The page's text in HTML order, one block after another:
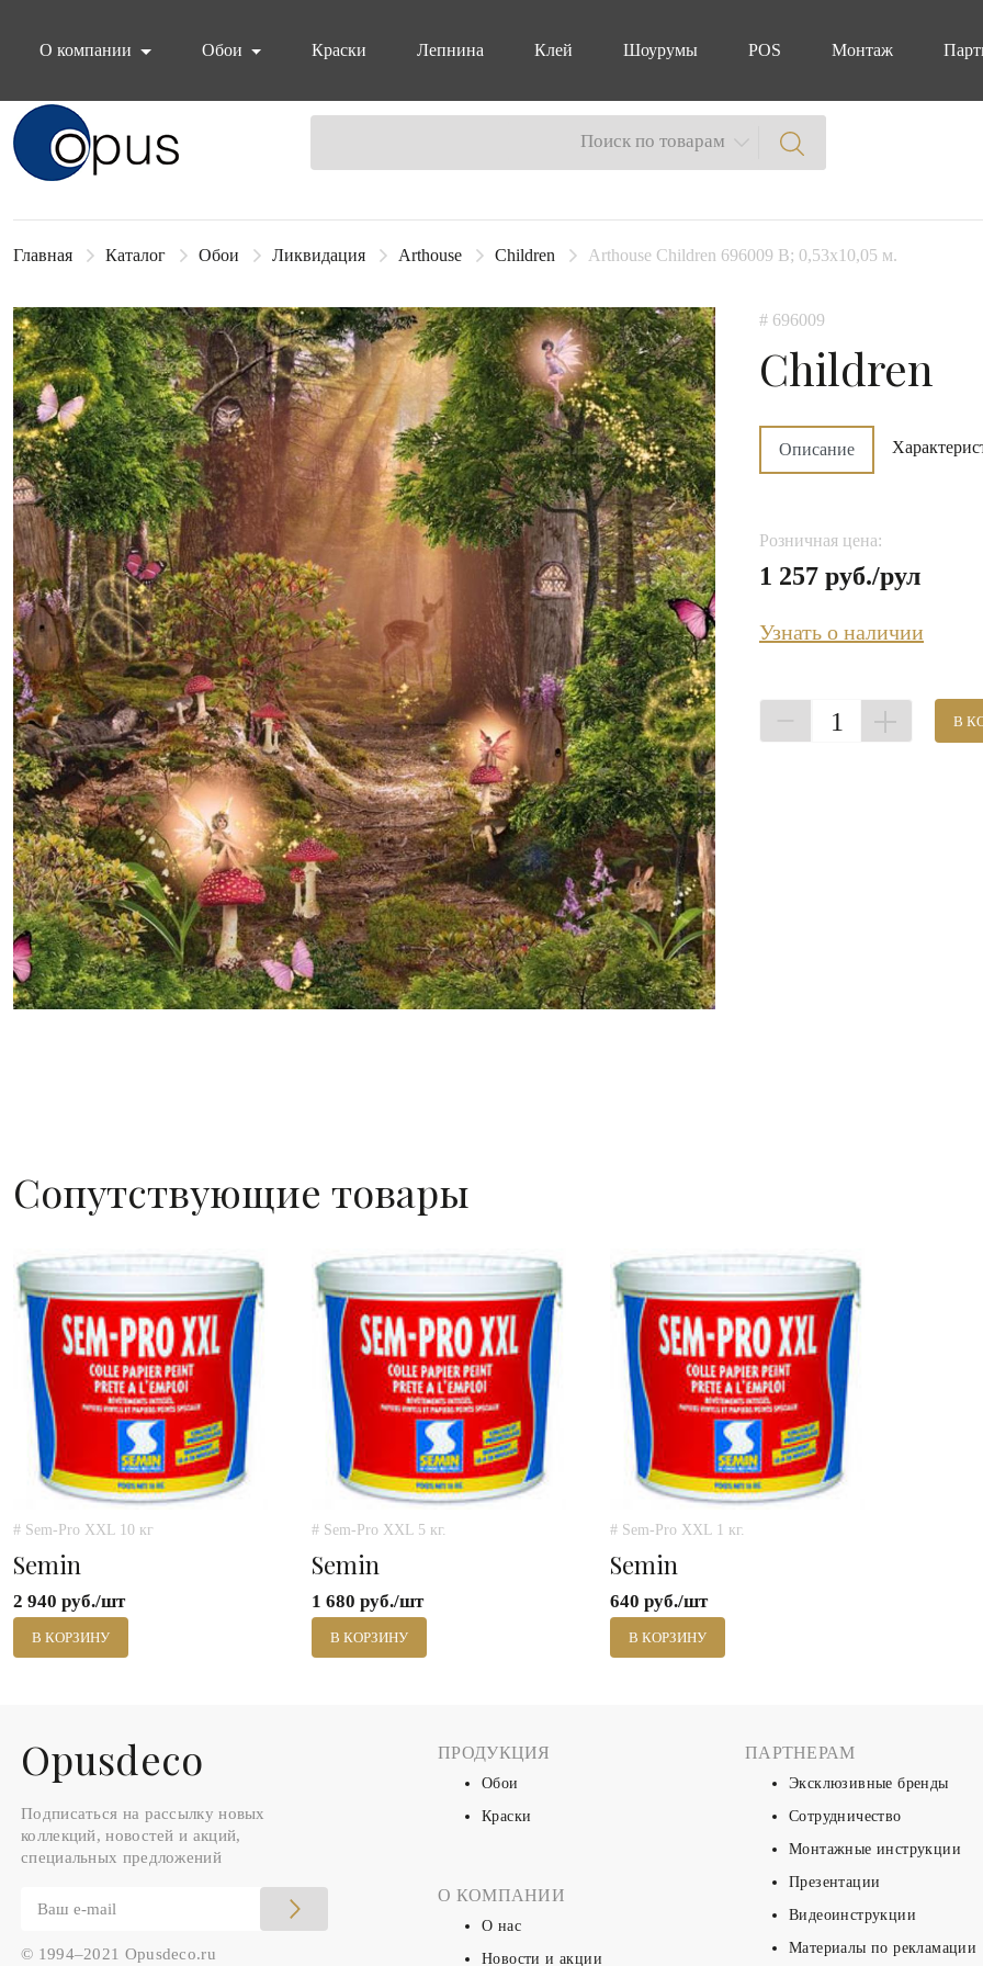
О компании
Обои Краски Лепнина Клей Шоурумы POS Монтаж
Блок поиска Поиск по товарам
Главная Каталог Обои Ликвидация Arthouse Children Arthouse Children 696009 B; 0,53х10,05 м.
# 696009
Children
Описание
Розничная цена:
1 257 руб./рул
Узнать о наличии
1 В
Сопутствующие товары
# Sem-Pro XXL 10 кг
Semin
2 940 руб./шт
В КОРЗИНУ
# Sem-Pro XXL 5 кг.
Semin
1 680 руб./шт
В КОРЗИНУ
# Sem-Pro XXL 1 кг.
Semin
640 руб./шт
В КОРЗИНУ
Оpusdeco
Подписаться на рассылку новых
коллекций, новостей и акций,
специальных предложений
© 1994–2021 Opusdeco.ru
ПРОДУКЦИЯ
Обои
Краски
О КОМПАНИИ
О нас
Новости и акции
ПАРТНЕРАМ
Эксклюзивные бренды
Сотрудничество
Монтажные инструкции
Презентации
Видеоинструкции
Материалы по рекламации